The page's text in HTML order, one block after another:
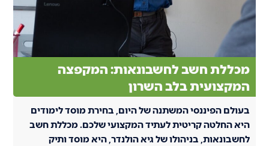
מכללת חשב לחשבונאות: המקפצה
המקצועית בלב השרון
בעולם הפיננסי המשתנה של היום, בחירת מוסד לימודים
היא החלטה קריטית לעתיד המקצועי שלכם. מכללת חשב
לחשבונאות, בניהולו של גיא הולנדר, היא מוסד ותיק